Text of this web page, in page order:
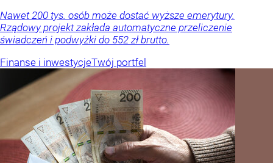
Nawet 200 tys. osób może dostać wyższe emerytury.
Rządowy projekt zakłada automatyczne przeliczenie
świadczeń i podwyżki do 552 zł brutto.
Finanse i inwestycjeTwój portfel